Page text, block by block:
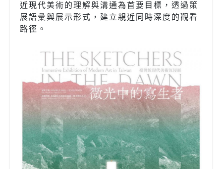
近現代美術的理解與溝通為首要目標，透過策
展語彙與展示形式，建立親近同時深度的觀看
路徑。